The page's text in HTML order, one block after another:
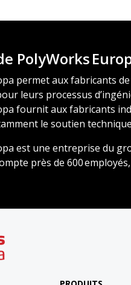
PolyWorks
permet aux fabricants
leurs processus
fournit aux fabricants
le soutien
est une entreprise du
près de 600